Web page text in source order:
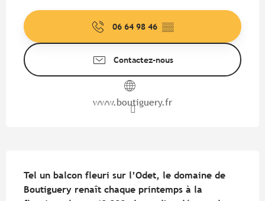
06 64 98 46 ▒▒
Contactez-nous
www.boutiguery.fr
Tel un balcon fleuri sur l’Odet, le domaine de
Boutiguery renaît chaque printemps à la